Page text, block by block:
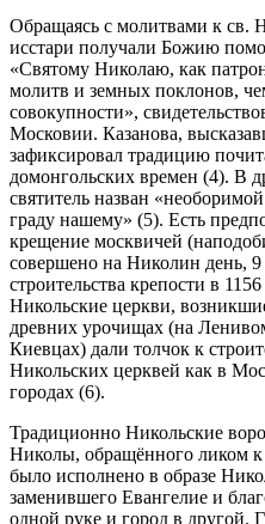
Обращаясь с молитвами к св.
исстари получали Божию
«Святому Николаю, как
молитв и земных поклонов,
совокупности»,
Московии. Казанова,
зафиксировал традицию
домонгольских времен (4). В
святитель назван
граду нашему» (5). Есть
крещение москвичей
совершено на Николин день, 9
строительства крепости в
Никольские церкви,
древних урочищах (на
Киевцах) дали толчок к
Никольских церквей как в
городах (6).
Традиционно Никольские
Николы, обращённого ликом
было исполнено в образе
заменившего Евангелие и
одной руке и город в другой.